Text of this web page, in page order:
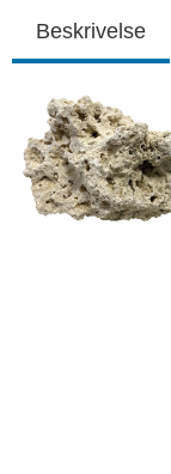
Beskrivelse